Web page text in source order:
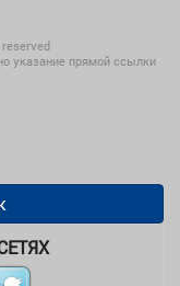
указание прямой ссылки